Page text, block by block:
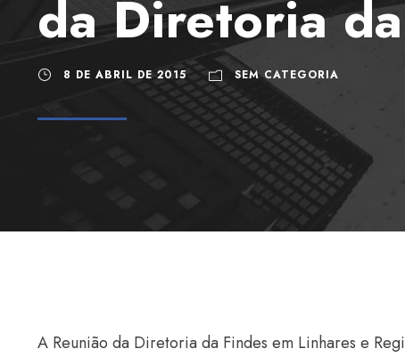
da Diretoria
8 DE ABRIL DE 2015 SEM CATEGORIA
A Reunião da Diretoria da Findes em Linhares e